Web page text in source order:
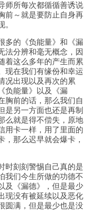
师所每次都循循善诱说
前～就是要防止自身再
。
多的《负能量》和《漏
法分辨和毫无概念，因
着这么多年的产生而累
现在我们有缘份和幸运
况出现以及再次的累
负能量》以及《漏
胸前的话，那么我们自
是另一方面也还是再制
么就是得不偿失，原地
用卡一样，用了里面的
，那么迟早就会爆卡，
时刻刻警惕自己真的是
我们今生所做的功德不
及《漏德》，但是最少
现没有被延续以及恶化
圆满，但是最少也是没